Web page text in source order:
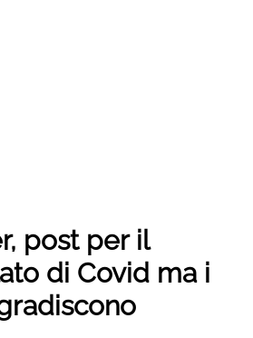
post per il
di Covid ma i